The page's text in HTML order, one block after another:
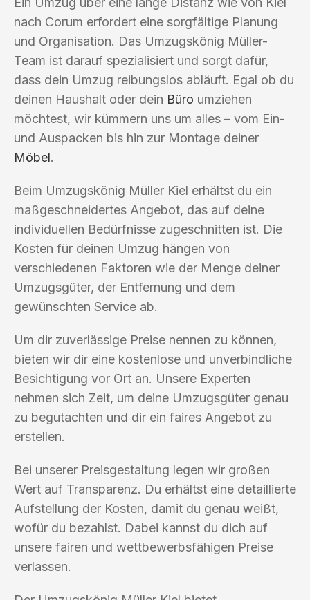
nach Corum erfordert eine sorgfältige Planung
und Organisation. Das Umzugskönig Müller-
Team ist darauf spezialisiert und sorgt dafür,
dass dein Umzug reibungslos abläuft. Egal ob du
deinen Haushalt oder dein Büro umziehen
möchtest, wir kümmern uns um alles – vom Ein-
und Auspacken bis hin zur Montage deiner
Möbel.
Beim Umzugskönig Müller Kiel erhältst du ein
maßgeschneidertes Angebot, das auf deine
individuellen Bedürfnisse zugeschnitten ist. Die
Kosten für deinen Umzug hängen von
verschiedenen Faktoren wie der Menge deiner
Umzugsgüter, der Entfernung und dem
gewünschten Service ab.
Um dir zuverlässige Preise nennen zu können,
bieten wir dir eine kostenlose und unverbindliche
Besichtigung vor Ort an. Unsere Experten
nehmen sich Zeit, um deine Umzugsgüter genau
zu begutachten und dir ein faires Angebot zu
erstellen.
Bei unserer Preisgestaltung legen wir großen
Wert auf Transparenz. Du erhältst eine detaillierte
Aufstellung der Kosten, damit du genau weißt,
wofür du bezahlst. Dabei kannst du dich auf
unsere fairen und wettbewerbsfähigen Preise
verlassen.